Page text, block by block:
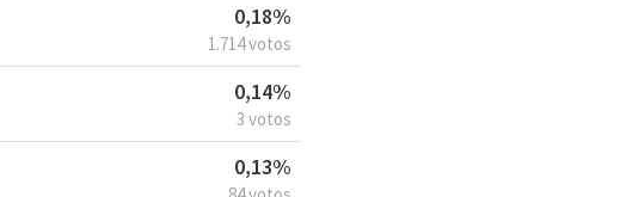
0,18%
1.714 votos
0,14%
3 votos
0,13%